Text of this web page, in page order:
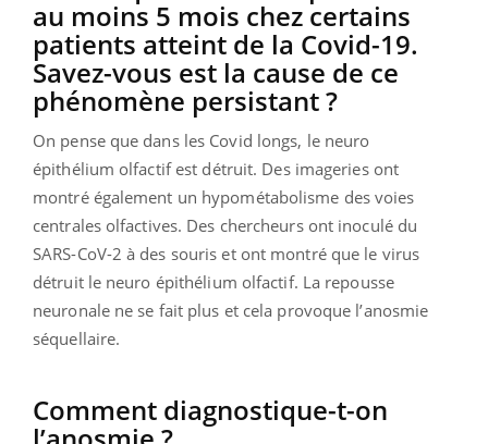
au moins 5 mois chez certains
patients atteint de la Covid-19.
Savez-vous est la cause de ce
phénomène persistant ?
On pense que dans les Covid longs, le neuro
épithélium olfactif est détruit. Des imageries ont
montré également un hypométabolisme des voies
centrales olfactives. Des chercheurs ont inoculé du
SARS-CoV-2 à des souris et ont montré que le virus
détruit le neuro épithélium olfactif. La repousse
neuronale ne se fait plus et cela provoque l’anosmie
séquellaire.
Comment diagnostique-t-on